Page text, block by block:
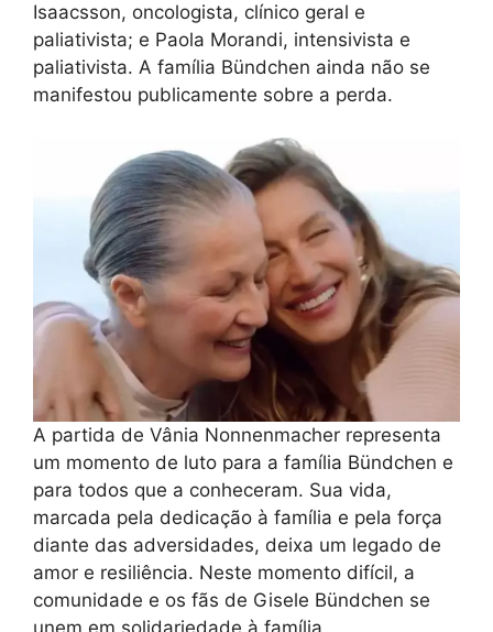
Isaacsson, oncologista, clínico geral e
paliativista; e Paola Morandi, intensivista e
paliativista. A família Bündchen ainda não se
manifestou publicamente sobre a perda.
A partida de Vânia Nonnenmacher representa
um momento de luto para a família Bündchen e
para todos que a conheceram. Sua vida,
marcada pela dedicação à família e pela força
diante das adversidades, deixa um legado de
amor e resiliência. Neste momento difícil, a
comunidade e os fãs de Gisele Bündchen se